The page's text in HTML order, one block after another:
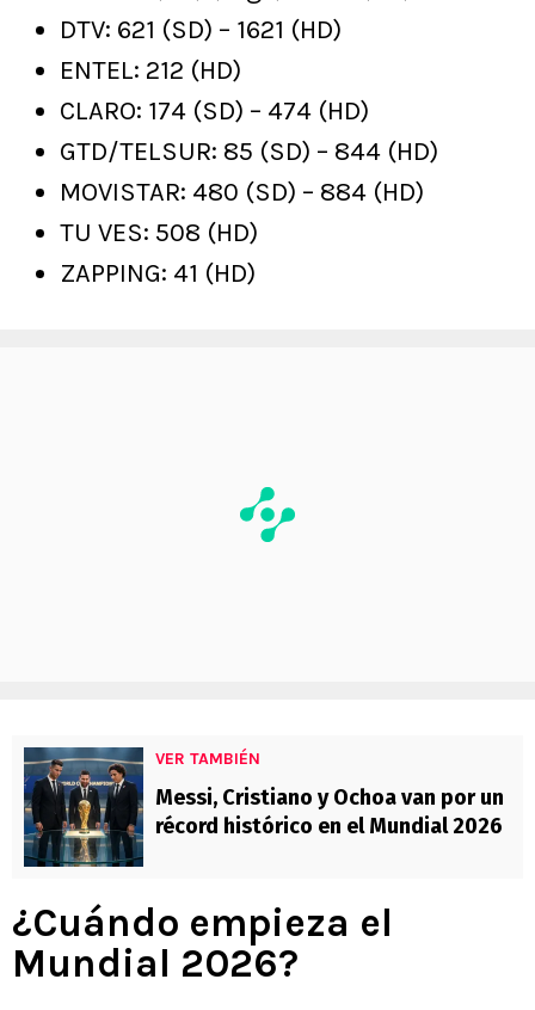
DTV: 621 (SD) – 1621 (HD)
ENTEL: 212 (HD)
CLARO: 174 (SD) – 474 (HD)
GTD/TELSUR: 85 (SD) – 844 (HD)
MOVISTAR: 480 (SD) – 884 (HD)
TU VES: 508 (HD)
ZAPPING: 41 (HD)
VER TAMBIÉN
Messi, Cristiano y Ochoa van por un
récord histórico en el Mundial 2026
¿Cuándo empieza el
Mundial 2026?